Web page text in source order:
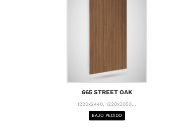
665 STREET OAK
1220x2440, 1220x3050...
BAJO PEDIDO